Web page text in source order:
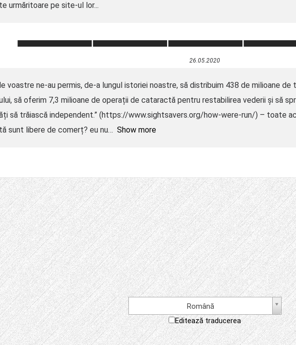
urmăritoare pe site-ul lor...
26.05.2020
voastre ne-au permis, de-a lungul istoriei noastre, să distribuim 438 de milioane
să oferim 7,3 milioane de operații de cataractă pentru restabilirea vederii și să
să trăiască independent.” (https://www.sightsavers.org/how-were-run/) – toate
sunt libere de comerț? eu nu
Show more
Română
Editează traducerea